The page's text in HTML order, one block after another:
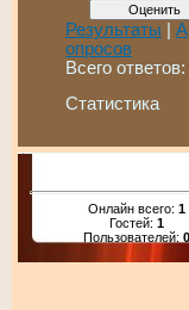
Результаты |
опросов
Всего ответов:
Статистика
Онлайн всего: 1
Гостей: 1
Пользователей: 0